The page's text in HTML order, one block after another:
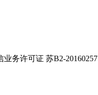
业务许可证 苏B2-20160257